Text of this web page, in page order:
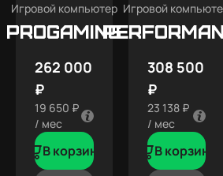
Игровой компьютер
PROGAMING
262 000
₽
19 650 ₽
/ мес
В корзину
Игровой
308 500
₽
23 138 ₽
/ мес
В корзину